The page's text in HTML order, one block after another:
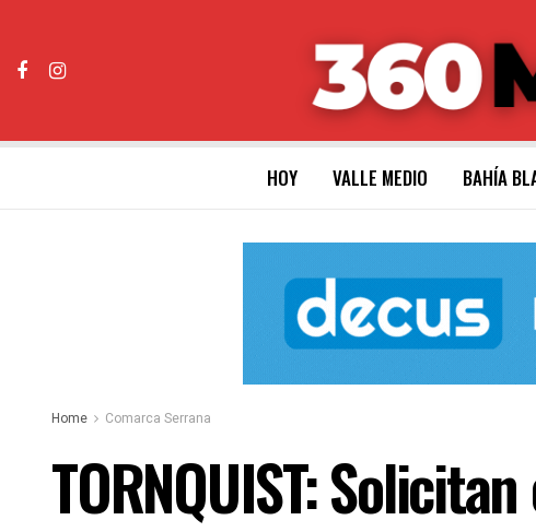
HOY VALLE MEDIO BAHÍA
Home Comarca Serrana
TORNQUIST: